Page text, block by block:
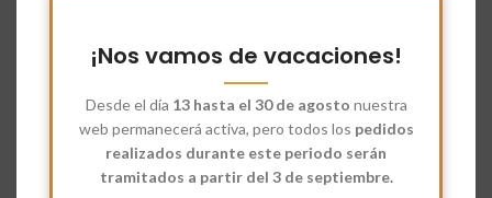
¡Nos vamos de vacaciones!
Desde el día 13 hasta el 30 de agosto nuestra
web permanecerá activa, pero todos los pedidos
realizados durante este periodo serán
tramitados a partir del 3 de septiembre.
favorablemente en la resolución de problemas digestivos.
Además de ello, también son reconocidas por sus aportes
positivos paramejorar los niveles de glucosa y debido a sus
propiedades antiinflamatorias.
Esta semilla es unafuente de antioxidantesque le ayudarán a